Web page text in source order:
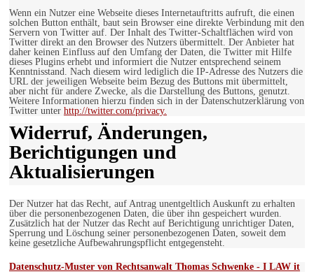
Wenn ein Nutzer eine Webseite dieses Internetauftritts aufruft, die einen
solchen Button enthält, baut sein Browser eine direkte Verbindung mit den
Servern von Twitter auf. Der Inhalt des Twitter-Schaltflächen wird von
Twitter direkt an den Browser des Nutzers übermittelt. Der Anbieter hat
daher keinen Einfluss auf den Umfang der Daten, die Twitter mit Hilfe
dieses Plugins erhebt und informiert die Nutzer entsprechend seinem
Kenntnisstand. Nach diesem wird lediglich die IP-Adresse des Nutzers die
URL der jeweiligen Webseite beim Bezug des Buttons mit übermittelt,
aber nicht für andere Zwecke, als die Darstellung des Buttons, genutzt.
Weitere Informationen hierzu finden sich in der Datenschutzerklärung von
Twitter unter http://twitter.com/privacy.
Widerruf, Änderungen,
Berichtigungen und
Aktualisierungen
Der Nutzer hat das Recht, auf Antrag unentgeltlich Auskunft zu erhalten
über die personenbezogenen Daten, die über ihn gespeichert wurden.
Zusätzlich hat der Nutzer das Recht auf Berichtigung unrichtiger Daten,
Sperrung und Löschung seiner personenbezogenen Daten, soweit dem
keine gesetzliche Aufbewahrungspflicht entgegensteht.
Datenschutz-Muster von Rechtsanwalt Thomas Schwenke - I LAW it